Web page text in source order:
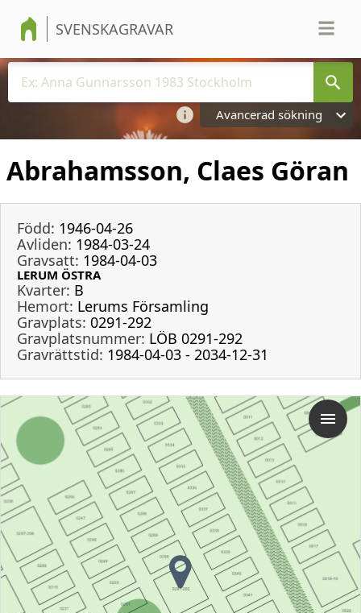
SVENSKAGRAVAR
Avancerad sökning
Abrahamsson, Claes Göran
Född: 1946-04-26
Avliden: 1984-03-24
Gravsatt: 1984-04-03
LERUM ÖSTRA
Kvarter: B
Hemort: Lerums Församling
Gravplats: 0291-292
Gravplatsnummer: LÖB 0291-292
Gravrättstid: 1984-04-03 - 2034-12-31